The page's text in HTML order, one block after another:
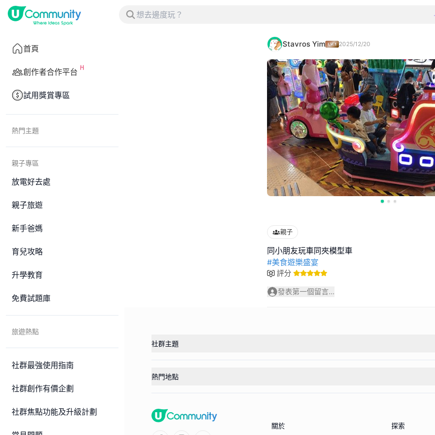
首頁
創作者合作平台
試用獎賞專區
熱門主題
親子專區
放電好去處
親子旅遊
新手爸媽
育兒攻略
升學教育
免費試題庫
旅遊熱點
社群最強使用指南
社群創作有價企劃
社群焦點功能及升級計劃
Stavros Yim 2025/12/20
親子
#美食遊樂盛宴
評分
發表第一個留言...
社群主題
熱門地點
關於 探索